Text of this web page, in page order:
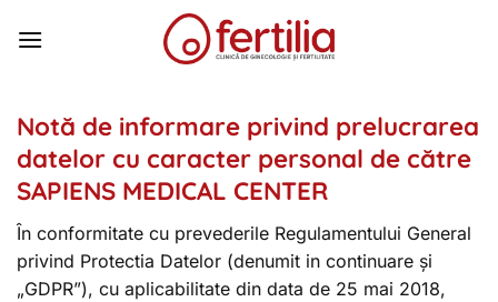
Notă de informare privind prelucrarea
datelor cu caracter personal de către
SAPIENS MEDICAL CENTER
În conformitate cu prevederile Regulamentului General
privind Protectia Datelor (denumit in continuare și
„GDPR”), cu aplicabilitate din data de 25 mai 2018,